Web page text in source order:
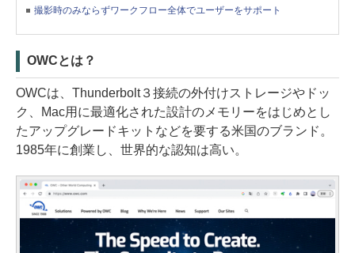
撮影時のみならずワークフロー全体でユーザーをサポート
OWCとは？
OWCは、Thunderbolt３接続の外付けストレージやドッ
ク、Mac用に最適化された設計のメモリーをはじめとし
たアップグレードキットなどを要する米国のブランド。
1985年に創業し、世界的な認知は高い。